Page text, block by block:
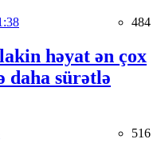
484
həyat ən çox
daha sürətlə
516